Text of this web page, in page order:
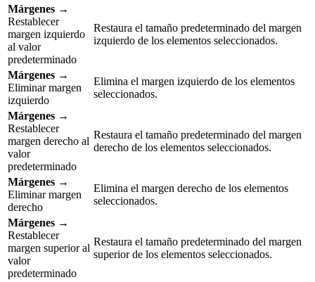
Márgenes →
Restablecer
margen izquierdo
al valor
predeterminado
Restaura el tamaño predeterminado del margen
izquierdo de los elementos seleccionados.
Márgenes →
Eliminar margen
izquierdo
Elimina el margen izquierdo de los elementos
seleccionados.
Márgenes →
Restablecer
margen derecho al
valor
predeterminado
Restaura el tamaño predeterminado del margen
derecho de los elementos seleccionados.
Márgenes →
Eliminar margen
derecho
Elimina el margen derecho de los elementos
seleccionados.
Márgenes →
Restablecer
margen superior al
valor
predeterminado
Restaura el tamaño predeterminado del margen
superior de los elementos seleccionados.